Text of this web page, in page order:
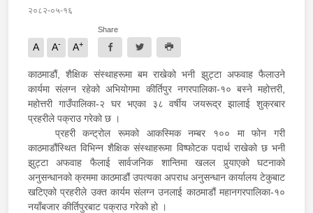
२०८२-०५-१६
A A- A+
Share
काठमाडौं, शैक्षिक संस्थाहरूमा बम राखेको भनी झुट्टा अफवाह फैलाउने
कार्यमा संलग्न रहेको अभियोगमा कीर्तिपुर नगरपालिका-१० बस्ने महोत्तरी,
महोत्तरी गाउँपालिका-२ घर भएका ३८ वर्षीय जयरूद्र झालाई शुक्रबार
प्रहरीले पक्राउ गरेको छ ।
प्रहरी कन्ट्रोल रूमको आकस्मिक नम्बर १०० मा फोन गरी
काठमाडौंस्थित विभिन्न शैक्षिक संस्थाहरूमा विष्फोटक पदार्थ राखेको छ भनी
झुट्टा अफवाह फैलाई सार्वजनिक शान्तिमा खलल पुर्‍याएको घटनाको
अनुसन्धानको क्रममा काठमाडौं उपत्यका अपराध अनुसन्धान कार्यालय टेकुबाट
खटिएको प्रहरीले उक्त कार्यम संलग्न उनलाई काठमाडौं महानगरपालिका-१०
नयाँबजार कीर्तिपुरबाट पक्राउ गरेको हो ।